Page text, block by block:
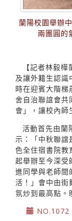
蘭陽校園舉辦
兩團圓的
【記者林毅
及讓外籍生認
時在迎賓大階梯
舍自治聯誼會共
會」，讓校內師
活動首先由蘭
示：「中秋聯誼
色全住宿書院教
起舉辦至今深受
進同學與老師間
活！」會中由街
氛炒到最高點。
NO.1072